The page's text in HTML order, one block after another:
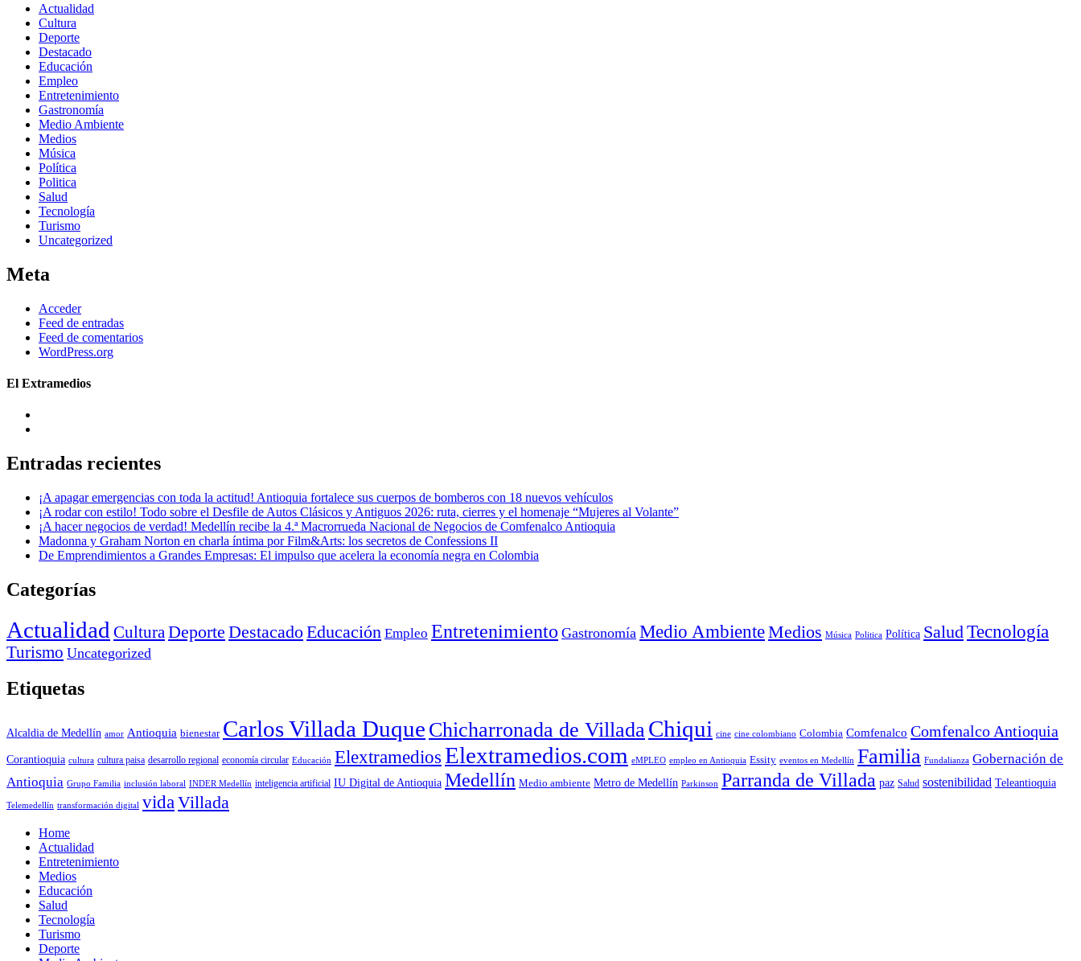
Actualidad
Cultura
Deporte
Destacado
Educación
Empleo
Entretenimiento
Gastronomía
Medio Ambiente
Medios
Música
Política
Politica
Salud
Tecnología
Turismo
Uncategorized
Meta
Acceder
Feed de entradas
Feed de comentarios
WordPress.org
El Extramedios
Entradas recientes
¡A apagar emergencias con toda la actitud! Antioquia fortalece sus cuerpos de bomberos con 18 nuevos vehículos
¡A rodar con estilo! Todo sobre el Desfile de Autos Clásicos y Antiguos 2026: ruta, cierres y el homenaje “Mujeres al Volante”
¡A hacer negocios de verdad! Medellín recibe la 4.ª Macrorrueda Nacional de Negocios de Comfenalco Antioquia
Madonna y Graham Norton en charla íntima por Film&Arts: los secretos de Confessions II
De Emprendimientos a Grandes Empresas: El impulso que acelera la economía negra en Colombia
Categorías
Actualidad Cultura Deporte DestacadoEducación Empleo Entretenimiento Gastronomía Medio AmbienteMedios Música Politica Política Salud Tecnología
Turismo Uncategorized
Etiquetas
Alcaldia de Medellín amor Antioquia bienestar Carlos Villada Duque Chicharronada de Villada Chiqui cine cine colombiano Colombia Comfenalco Comfenalco Antioquia
Corantioquia cultura cultura paisa desarrollo regional economía circular Educación ElextramediosElextramedios.com eMPLEO empleo en Antioquia Essity eventos en Medellín Familia Fundalianza Gobernación de
Antioquia Grupo Familia inclusión laboral INDER Medellín inteligencia artificial IU Digital de Antioquia Medellín Medio ambiente Metro de Medellín Parkinson Parranda de Villada paz Salud sostenibilidad Teleantioquia
Telemedellín transformación digital vida Villada
Home
Actualidad
Entretenimiento
Medios
Educación
Salud
Tecnología
Turismo
Deporte